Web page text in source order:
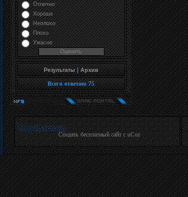
Отлично
Хорошо
Неплохо
Плохо
Ужасно
Результаты | Архив
Всего ответов:75
http://nfs.ucoz.org/
Создатьбесплатный сайтсuCoz